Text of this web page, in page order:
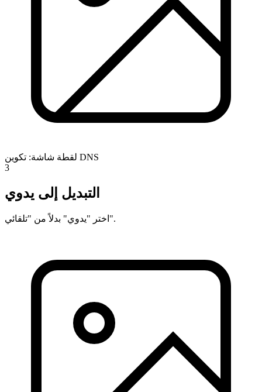
لقطة شاشة: تكوين DNS
3
التبديل إلى يدوي
اختر "يدوي" بدلاً من "تلقائي".